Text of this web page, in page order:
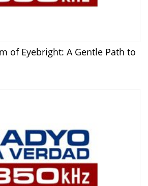
of Eyebright: A Gentle Path to